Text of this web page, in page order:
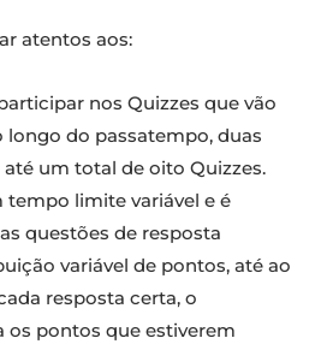
atentos aos:
nos Quizzes que vão
longo do passatempo, duas
até um total de oito Quizzes.
tempo limite variável e é
questões de resposta
variável de pontos, até ao
resposta certa, o
os pontos que estiverem